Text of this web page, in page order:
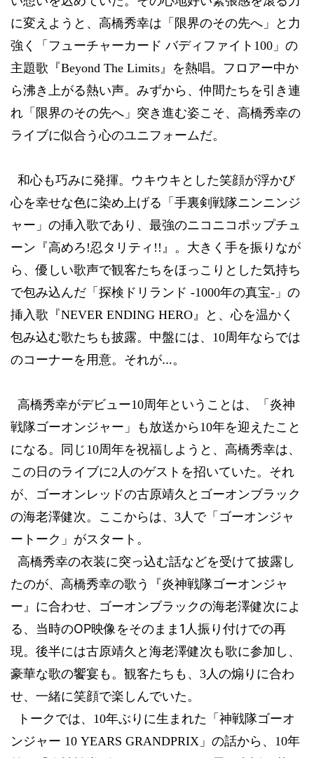
に変えようと、高橋秀幸は「限界のその先へ」と力
強く「フューチャーカード バディファイト 100 」の
主題歌『Beyond The Limits』を熱唱。フロアー中か
ら沸き上がる熱い声。みずから、仲間たちを引き連
れ「限界のその先へ」突き進む姿こそ、高橋秀幸の
ライブに似合う心のユニフォームだ。
和心も巧みに発揮。ウキウキとした笑顔が浮かび
心を幸せな色に染め上げる「手裏剣戦隊ニンニンジ
ャー」の挿入歌であり、最強のニコニコポップチュ
ーン『高めろ !忍タリティ !! 』。大きく手を振りなが
ら、優しい歌声で観客たちをほっこりとした気持ち
で包み込んだ「探検ドリランド -1000年の真宝- 」の
挿入歌『NEVER ENDING HERO』と、心を温かく
包み込む歌たちも披露。中盤には、 10周年ならでは
のコーナーを用意。それが…。
高橋秀幸がデビュー10周年ということは、「炎神
戦隊ゴーオンジャー」も放送から10年を迎えたこと
になる。同じ10周年を祝福しようと、高橋秀幸は、
この日のライブに2 人のゲストを招いていた。それ
が、ゴーオンレッドの古原靖久とゴーオンブラック
の海老澤健次。ここからは、 3人で「ゴーオンジャ
ートーク」がスタート。
高橋秀幸の衣装に突っ込む話などを受けて披露し
たのが、高橋秀幸の歌う『炎神戦隊ゴーオンジャ
ー』に合わせ、ゴーオンブラックの海老澤健次によ
る、 当時のOP映像をそのまま 1 人振り付けでの再
現。 後半には古原靖久と海老澤健次も歌に参加し、
豪華な歌の饗宴も。観客たちも、 3人の煽りに合わ
せ、一緒に笑顔で楽しんでいた。
トークでは、 10年ぶりに生まれた「神戦隊ゴーオ
ンジャー 10 YEARS GRANDPRIX 」の話から、 10年